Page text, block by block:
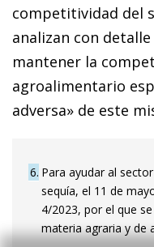
competitividad del
analizan con
mantener la
agroalimentario
adversa» de este
6 Para ayudar al
sequía, el 11 de
4/2023, por el que
materia agraria y de